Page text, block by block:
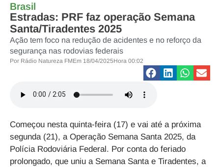
Brasil
Estradas: PRF faz operação Semana
Santa/Tiradentes 2025
Ação tem foco na redução de acidentes e no reforço da
segurança nas rodovias federais
Por Rádio Natureza FMEm 18/04/2025Hora 00:02
Começou nesta quinta-feira (17) e vai até a próxima
segunda (21), a Operação Semana Santa 2025, da
Polícia Rodoviária Federal . Por conta do feriado
prolongado, que uniu a Semana Santa e Tiradentes, a